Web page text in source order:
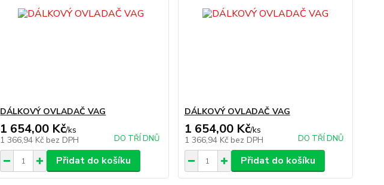
DÁLKOVÝ OVLADAČ VAG
1 654,00 Kč/ks
1 366,94 Kč bez DPH DO TŘÍ DNŮ
Přidat do košíku
DÁLKOVÝ OVLADAČ VAG
1 654,00 Kč/ks
1 366,94 Kč bez DPH DO TŘÍ DNŮ
Přidat do košíku